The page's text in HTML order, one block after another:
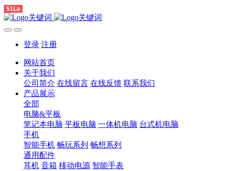
51La
登录 注册
网站首页
关于我们
公司简介 在线留言 在线反馈 联系我们
产品展示
全部
电脑&平板
笔记本电脑 平板电脑 一体机电脑 台式机电脑
手机
智能手机 畅玩系列 畅想系列
通用配件
耳机 音箱 移动电源 智能手表